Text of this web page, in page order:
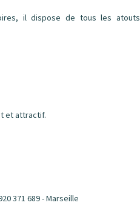
il dispose de tous les atouts
et attractif.
371 689 - Marseille